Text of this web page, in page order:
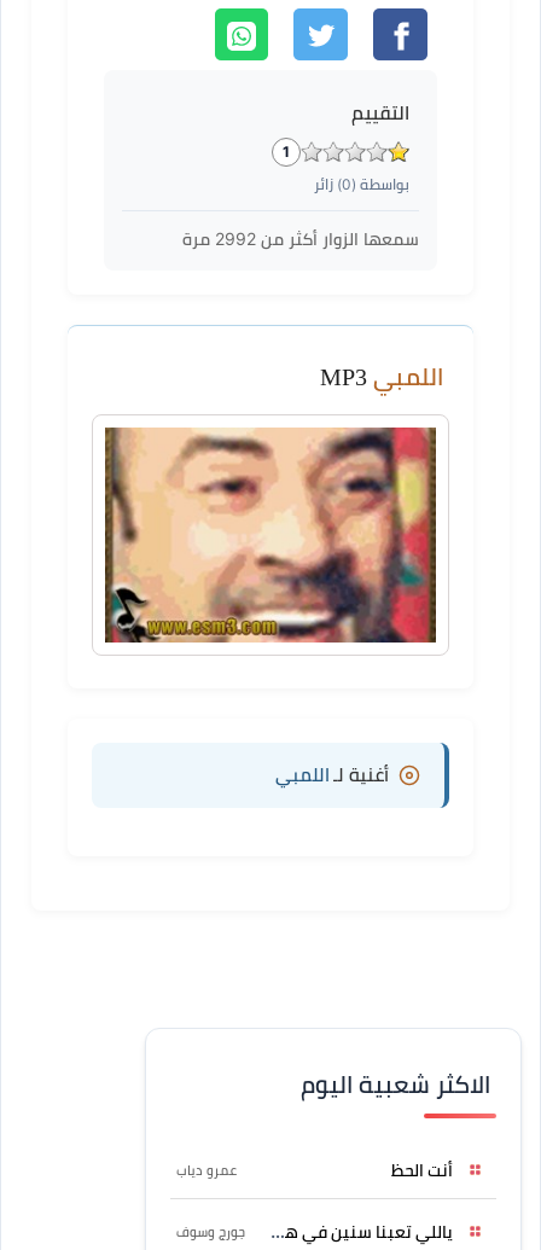
التقييم
1
بواسطة (0) زائر
سمعها الزوار أكثر من 2992 مرة
اللمبي
أغنية لـ اللمبي
الاكثر شعبية اليوم
أنت الحظ عمرو دياب
ياللي تعبنا سنين في هواه جورج وسوف